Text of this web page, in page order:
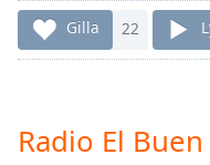
1x
Chapters
Gilla 22
Radio El